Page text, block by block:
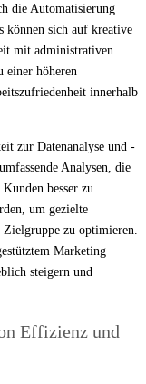
die Automatisierung
können sich auf kreative
mit administrativen
höheren
innerhalb
zur Datenanalyse und -
Analysen, die
besser zu
um gezielte
zu optimieren.
Marketing
steigern und
Effizienz und